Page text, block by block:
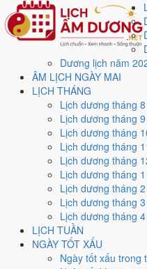
Dương lịch năm
ÂM LỊCH NGÀY MAI
LỊCH THÁNG
Lịch dương tháng
Lịch dương tháng
Lịch dương tháng
Lịch dương tháng
Lịch dương tháng
Lịch dương tháng
Lịch dương tháng
Lịch dương tháng
Lịch dương tháng
LỊCH TUẦN
NGÀY TỐT XẤU
Ngày tốt xấu trong
Trang chủ
Lịch năm 2020
Tháng 2/2020
Ngày 1/2/2020 (Giáp Tuất)
Xem ngày1/
Ngày 1/2/2020 dương lịch (Thứ
điểm trung bình9.0/10cho các
Ngày Dương
Thứ Bảy